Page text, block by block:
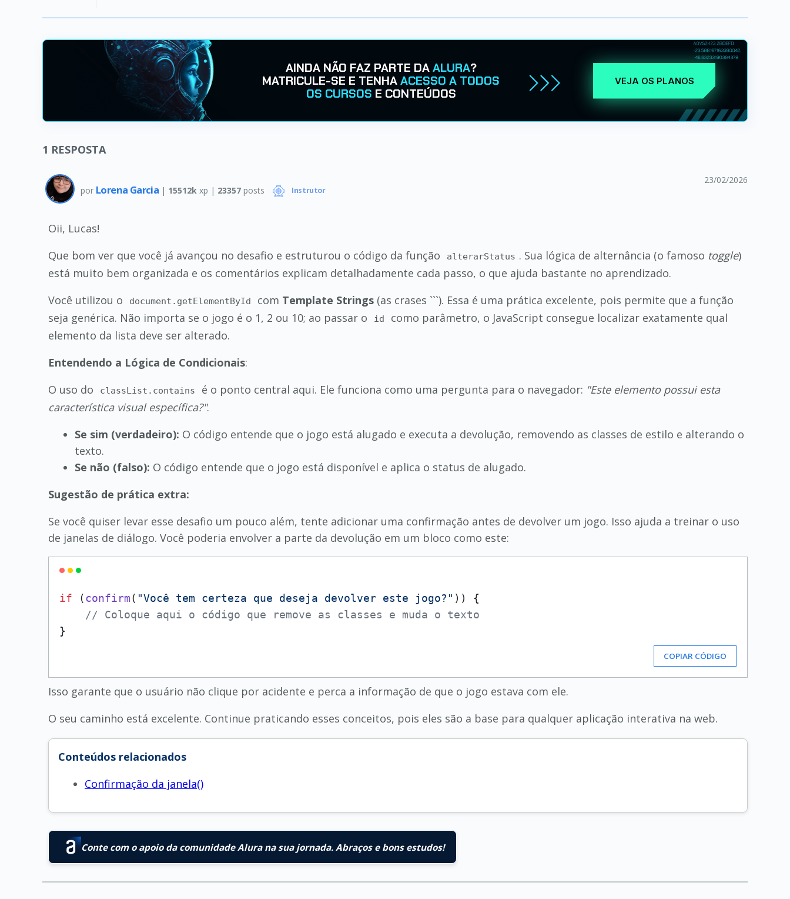
AINDA NÃO FAZ PARTE DAALURA?
MATRICULE-SE E TENHAACESSO A TODOS
OS CURSOS E CONTEÚDOS
VEJA OS PLANOS
1 RESPOSTA
por Lorena Garcia | 15512k xp | 23357posts Instrutor
23/02/2026
Oii, Lucas!
Que bom ver que você já avançou no desafio e estruturou o código da função
alterarStatus . Sua lógica de alternância (o famoso toggle)
está muito bem organizada e os comentários explicam detalhadamente cada passo, o que ajuda bastante no aprendizado.
Você utilizou o
document.getElementById com Template Strings (as crases ```). Essa é uma prática excelente, pois permite que a função
seja genérica. Não importa se o jogo é o 1, 2 ou 10; ao passar o
id
como parâmetro, o JavaScript consegue localizar exatamente qual
elemento da lista deve ser alterado.
Entendendo a Lógica de Condicionais:
O uso do
classList.contains é o ponto central aqui. Ele funciona como uma pergunta para o navegador: "Este elemento possui esta
característica visual específica?".
Se sim (verdadeiro): O código entende que o jogo está alugado e executa a devolução, removendo as classes de estilo e alterando o
texto.
Se não (falso): O código entende que o jogo está disponível e aplica o status de alugado.
Sugestão de prática extra:
Se você quiser levar esse desafio um pouco além, tente adicionar uma confirmação antes de devolver um jogo. Isso ajuda a treinar o uso
de janelas de diálogo. Você poderia envolver a parte da devolução em um bloco como este:
if (confirm( "Você tem certeza que deseja devolver este jogo?" )) {
// Coloque aqui o código que remove as classes e muda o texto
COPIAR CÓDIGO
Isso garante que o usuário não clique por acidente e perca a informação de que o jogo estava com ele.
O seu caminho está excelente. Continue praticando esses conceitos, pois eles são a base para qualquer aplicação interativa na web.
Conteúdos relacionados
Confirmação da janela()
Conte com o apoio da comunidade Alura na sua jornada. Abraços e bons estudos!